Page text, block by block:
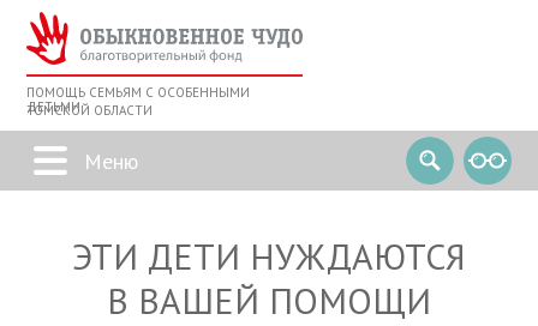
ПОМОЩЬ СЕМЬЯМ С ОСОБЕННЫМИ
ДЕТЬМИ
ТОМСКОЙ ОБЛАСТИ
ЭТИ ДЕТИ НУЖДАЮТСЯ
В ВАШЕЙ ПОМОЩИ